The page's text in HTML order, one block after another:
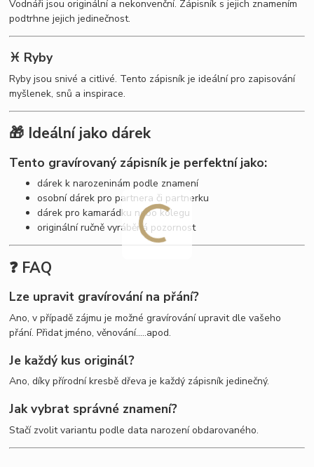
Vodnáři jsou originální a nekonvenční. Zápisník s jejich znamením
podtrhne jejich jedinečnost.
♓ Ryby
Ryby jsou snivé a citlivé. Tento zápisník je ideální pro zapisování
myšlenek, snů a inspirace.
🎁 Ideální jako dárek
Tento gravírovaný zápisník je perfektní jako:
dárek k narozeninám podle znamení
osobní dárek pro partnera či partnerku
dárek pro kamarádku nebo kolegu
originální ručně vyráběná pozornost
❓ FAQ
Lze upravit gravírování na přání?
Ano, v případě zájmu je možné gravírování upravit dle vašeho
přání. Přidat jméno, věnování.....apod.
Je každý kus originál?
Ano, díky přírodní kresbě dřeva je každý zápisník jedinečný.
Jak vybrat správné znamení?
Stačí zvolit variantu podle data narození obdarovaného.